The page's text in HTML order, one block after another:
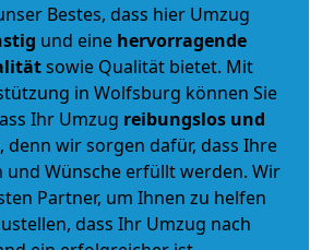
Bestes, dass hier Umzug
und eine hervorragende
sowie Qualität bietet. Mit
in Wolfsburg können Sie
Ihr Umzug reibungslos und
wir sorgen dafür, dass Ihre
Wünsche erfüllt werden. Wir
Partner, um Ihnen zu helfen
dass Ihr Umzug nach